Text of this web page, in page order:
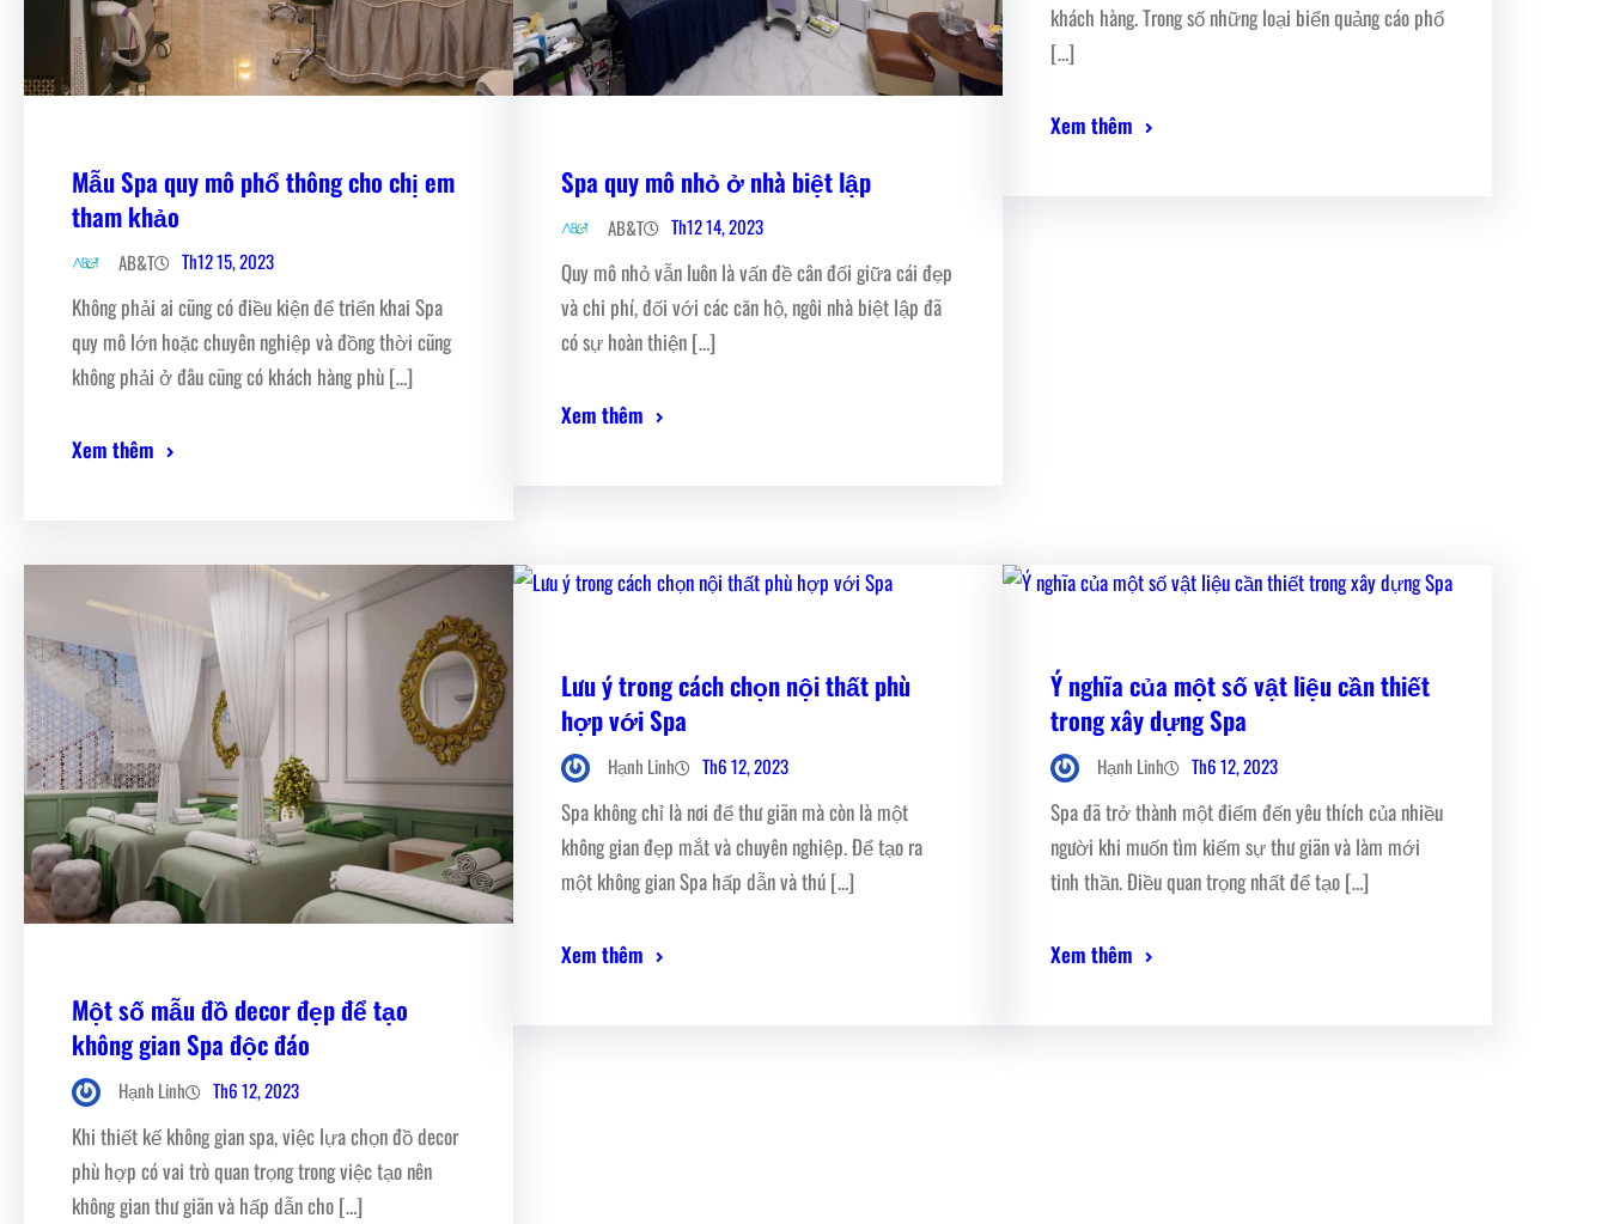
Mẫu Spa quy mô phổ thông cho chị em
tham khảo
AB&T Th12 15, 2023
Không phải ai cũng có điều kiện để triển khai Spa
quy mô lớn hoặc chuyên nghiệp và đồng thời cũng
không phải ở đâu cũng có khách hàng phù […]
Xem thêm
Spa quy mô nhỏ ở nhà biệt lập
AB&T Th12 14, 2023
Quy mô nhỏ vẫn luôn là vấn đề cân đối giữa cái đẹp
và chi phí, đối với các căn hộ, ngôi nhà biệt lập đã
có sự hoàn thiện […]
Xem thêm
khách hàng. Trong số những loại biển quảng cáo phổ
[…]
Xem thêm
Một số mẫu đồ decor đẹp để tạo
không gian Spa độc đáo
Hạnh Linh Th6 12, 2023
Khi thiết kế không gian spa, việc lựa chọn đồ decor
phù hợp có vai trò quan trọng trong việc tạo nên
không gian thư giãn và hấp dẫn cho […]
Lưu ý trong cách chọn nội thất phù
hợp với Spa
Hạnh Linh Th6 12, 2023
Spa không chỉ là nơi để thư giãn mà còn là một
không gian đẹp mắt và chuyên nghiệp. Để tạo ra
một không gian Spa hấp dẫn và thú […]
Xem thêm
Ý nghĩa của một số vật liệu cần thiết
trong xây dựng Spa
Hạnh Linh Th6 12, 2023
Spa đã trở thành một điểm đến yêu thích của nhiều
người khi muốn tìm kiếm sự thư giãn và làm mới
tinh thần. Điều quan trọng nhất để tạo […]
Xem thêm